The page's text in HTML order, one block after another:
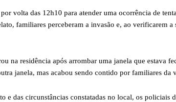
volta das 12h10 para atender uma ocorrência de
familiares perceberam a invasão e, ao verificarem
na residência após arrombar uma janela que estava
janela, mas acabou sendo contido por familiares da
e das circunstâncias constatadas no local, os policiais